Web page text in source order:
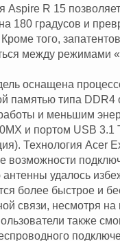
Aspire R 15
180 градусов и
того,
между режимами
оснащена
памятью типа
и меньшим
и портом USB 3.1
Технология Acer
возможности
удалось
более быстрое и
связи, несмотря
также